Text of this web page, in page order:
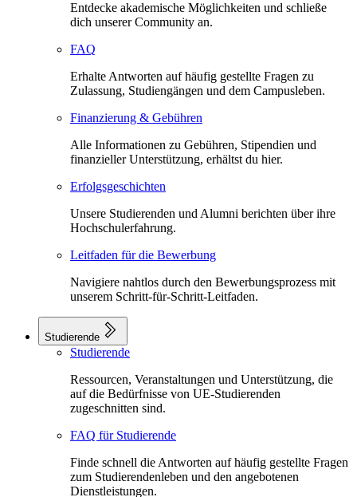
Entdecke akademische Möglichkeiten und schließe
dich unserer Community an.
FAQ
Erhalte Antworten auf häufig gestellte Fragen zu
Zulassung, Studiengängen und dem Campusleben.
Finanzierung & Gebühren
Alle Informationen zu Gebühren, Stipendien und
finanzieller Unterstützung, erhältst du hier.
Erfolgsgeschichten
Unsere Studierenden und Alumni berichten über ihre
Hochschulerfahrung.
Leitfaden für die Bewerbung
Navigiere nahtlos durch den Bewerbungsprozess mit
unserem Schritt-für-Schritt-Leitfaden.
Studierende
Studierende
Ressourcen, Veranstaltungen und Unterstützung, die
auf die Bedürfnisse von UE-Studierenden
zugeschnitten sind.
FAQ für Studierende
Finde schnell die Antworten auf häufig gestellte Fragen
zum Studierendenleben und den angebotenen
Dienstleistungen.